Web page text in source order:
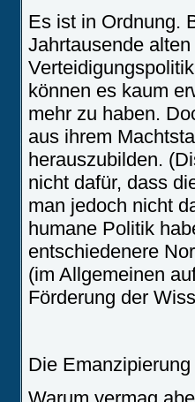
Es ist in Ordnung.
Jahrtausende
können es kaum
mehr zu haben.
aus ihrem
herauszubilden.
nicht dafür, dass
man jedoch nicht
humane Politik
entschiedenere
(im Allgemeinen
Förderung der
Die